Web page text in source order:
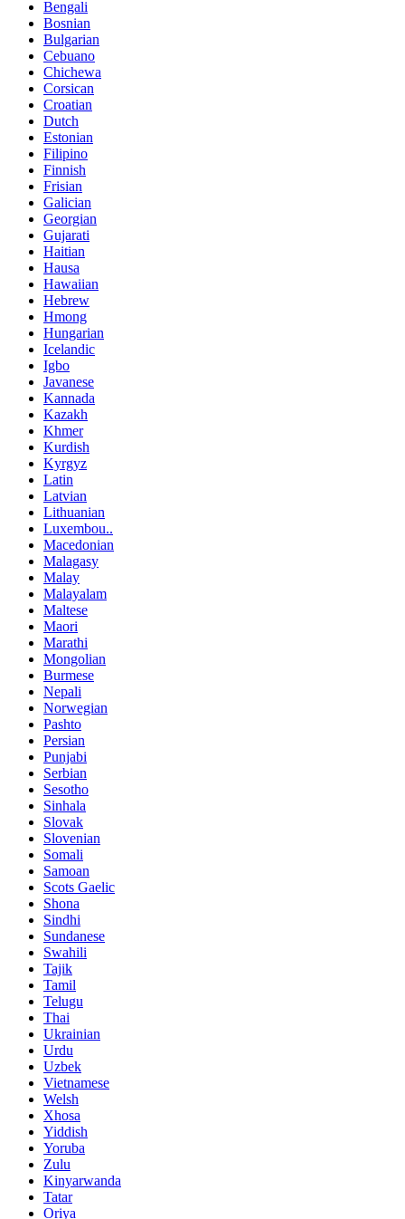
Bengali
Bosnian
Bulgarian
Cebuano
Chichewa
Corsican
Croatian
Dutch
Estonian
Filipino
Finnish
Frisian
Galician
Georgian
Gujarati
Haitian
Hausa
Hawaiian
Hebrew
Hmong
Hungarian
Icelandic
Igbo
Javanese
Kannada
Kazakh
Khmer
Kurdish
Kyrgyz
Latin
Latvian
Lithuanian
Luxembou..
Macedonian
Malagasy
Malay
Malayalam
Maltese
Maori
Marathi
Mongolian
Burmese
Nepali
Norwegian
Pashto
Persian
Punjabi
Serbian
Sesotho
Sinhala
Slovak
Slovenian
Somali
Samoan
Scots Gaelic
Shona
Sindhi
Sundanese
Swahili
Tajik
Tamil
Telugu
Thai
Ukrainian
Urdu
Uzbek
Vietnamese
Welsh
Xhosa
Yiddish
Yoruba
Zulu
Kinyarwanda
Tatar
Oriya